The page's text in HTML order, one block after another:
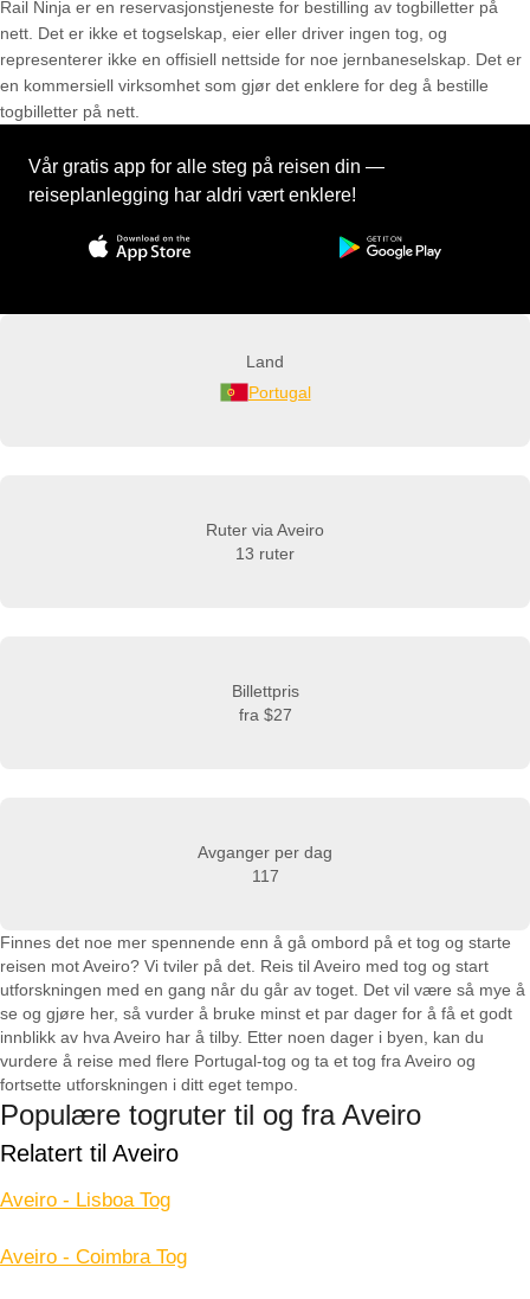
Rail Ninja er en reservasjons­tjeneste for bestilling av togbilletter på
nett. Det er ikke et togselskap, eier eller driver ingen tog, og
representerer ikke en offisiell nettside for noe jernbaneselskap. Det er
en kommersiell virksomhet som gjør det enklere for deg å bestille
togbilletter på nett.
Vår gratis app for alle steg på reisen din —
reiseplanlegging har aldri vært enklere!
Land
Portugal
Ruter via Aveiro
13 ruter
Billettpris
fra $27
Avganger per dag
117
Finnes det noe mer spennende enn å gå ombord på et tog og starte
reisen mot Aveiro? Vi tviler på det. Reis til Aveiro med tog og start
utforskningen med en gang når du går av toget. Det vil være så mye å
se og gjøre her, så vurder å bruke minst et par dager for å få et godt
innblikk av hva Aveiro har å tilby. Etter noen dager i byen, kan du
vurdere å reise med flere Portugal-tog og ta et tog fra Aveiro og
fortsette utforskningen i ditt eget tempo.
Populære togruter til og fra Aveiro
Relatert til Aveiro
Aveiro - Lisboa Tog
Aveiro - Coimbra Tog